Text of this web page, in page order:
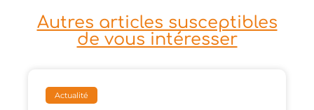
Autres articles susceptibles
de vous intéresser
Actualité